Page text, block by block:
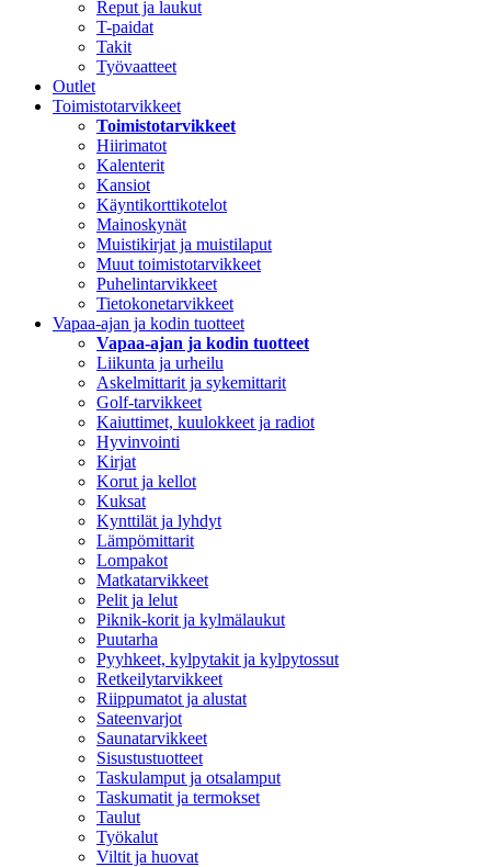
Reput ja laukut
T-paidat
Takit
Työvaatteet
Outlet
Toimistotarvikkeet
Toimistotarvikkeet
Hiirimatot
Kalenterit
Kansiot
Käyntikorttikotelot
Mainoskynät
Muistikirjat ja muistilaput
Muut toimistotarvikkeet
Puhelintarvikkeet
Tietokonetarvikkeet
Vapaa-ajan ja kodin tuotteet
Vapaa-ajan ja kodin tuotteet
Liikunta ja urheilu
Askelmittarit ja sykemittarit
Golf-tarvikkeet
Kaiuttimet, kuulokkeet ja radiot
Hyvinvointi
Kirjat
Korut ja kellot
Kuksat
Kynttilät ja lyhdyt
Lämpömittarit
Lompakot
Matkatarvikkeet
Pelit ja lelut
Piknik-korit ja kylmälaukut
Puutarha
Pyyhkeet, kylpytakit ja kylpytossut
Retkeilytarvikkeet
Riippumatot ja alustat
Sateenvarjot
Saunatarvikkeet
Sisustustuotteet
Taskulamput ja otsalamput
Taskumatit ja termokset
Taulut
Työkalut
Viltit ja huovat